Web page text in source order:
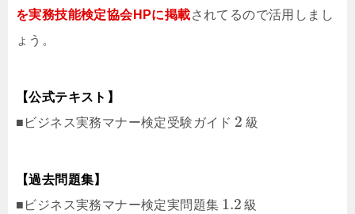
を実務技能検定協会HPに掲載されてるので活用しまし
ょう。
【公式テキスト】
■ビジネス実務マナー検定受験ガイド 2 級
【過去問題集】
■ビジネス実務マナー検定実問題集 1.2 級